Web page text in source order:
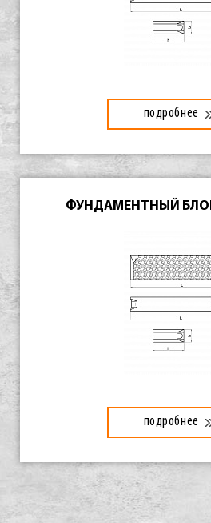
подробнее
ФУНДАМЕНТНЫЙ
подробнее